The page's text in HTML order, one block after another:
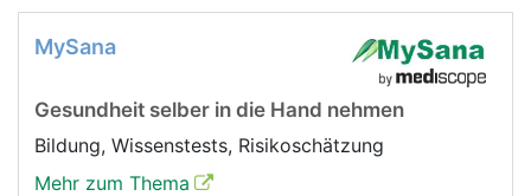
MySana
Gesundheit selber in die Hand nehmen
Bildung, Wissenstests, Risikoschätzung
Mehr zum Thema